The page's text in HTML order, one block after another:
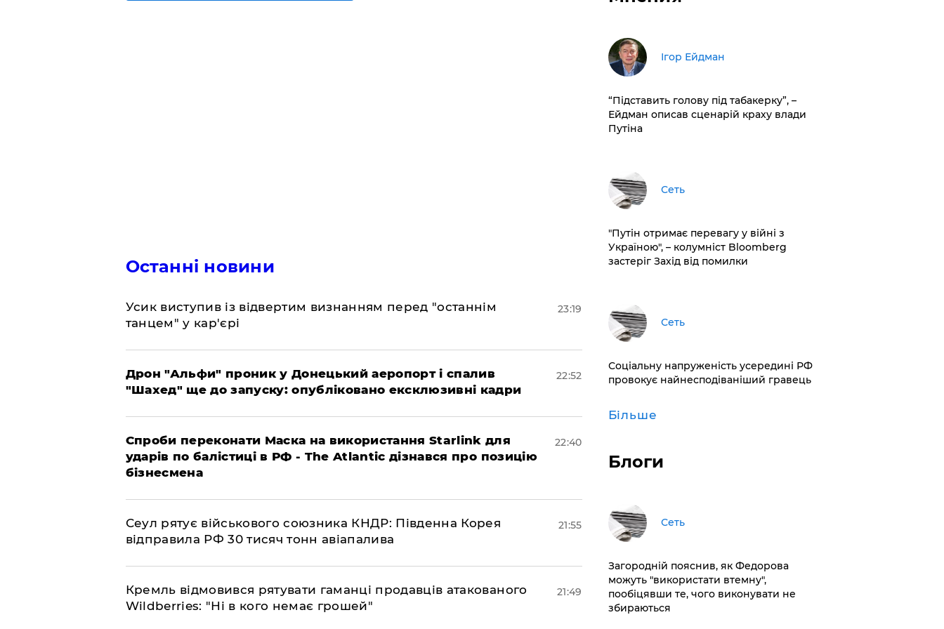
Останні новини
​Усик виступив із відвертим визнанням перед "останнім
танцем" у кар'єрі
23:19
​Дрон "Альфи" проник у Донецький аеропорт і спалив
"Шахед" ще до запуску: опубліковано ексклюзивні кадри
22:52
​Спроби переконати Маска на використання Starlink для
ударів по балістиці в РФ - The Atlantic дізнався про позицію
бізнесмена
22:40
​Сеул рятує військового союзника КНДР: Південна Корея
відправила РФ 30 тисяч тонн авіапалива
21:55
​Кремль відмовився рятувати гаманці продавців атакованого
Wildberries: "Ні в кого немає грошей"
21:49
Ігор Ейдман
​“Підставить голову під табакерку”, –
Ейдман описав сценарій краху влади
Путіна
Сеть
"Путін отримає перевагу у війні з
Україною", – колумніст Bloomberg
застеріг Захід від помилки
Сеть
Соціальну напруженість усередині РФ
провокує найнесподіваніший гравець
Більше
Блоги
Сеть
Загородній пояснив, як Федорова
можуть "використати втемну",
пообіцявши те, чого виконувати не
збираються